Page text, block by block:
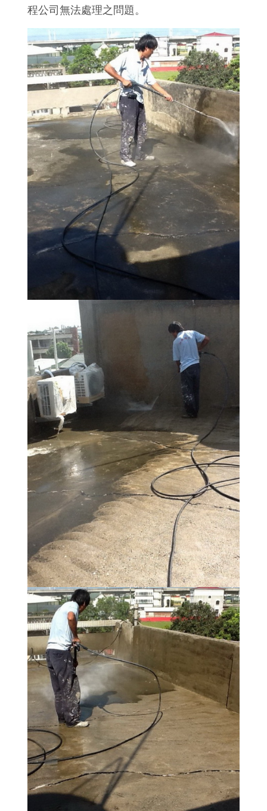
程公司無法處理之問題。